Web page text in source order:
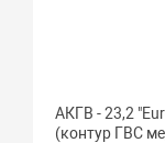
АКГВ - 23,2
(контур ГВС